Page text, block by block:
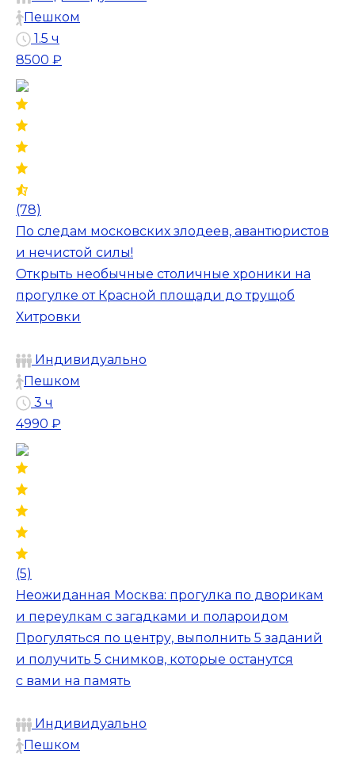
Пешком
1.5 ч
8500 ₽
(78)
По следам московских злодеев, авантюристов
и нечистой силы!
Открыть необычные столичные хроники на
прогулке от Красной площади до трущоб
Хитровки
Индивидуально
Пешком
3 ч
4990 ₽
(5)
Неожиданная Москва: прогулка по дворикам
и переулкам с загадками и полароидом
Прогуляться по центру, выполнить 5 заданий
и получить 5 снимков, которые останутся
с вами на память
Индивидуально
Пешком